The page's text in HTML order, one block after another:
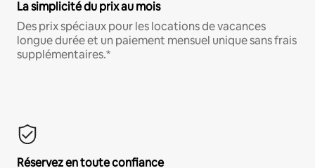
La simplicité du prix au mois
Des prix spéciaux pour les locations de vacances
longue durée et un paiement mensuel unique sans frais
supplémentaires.*
Réservez en toute confiance